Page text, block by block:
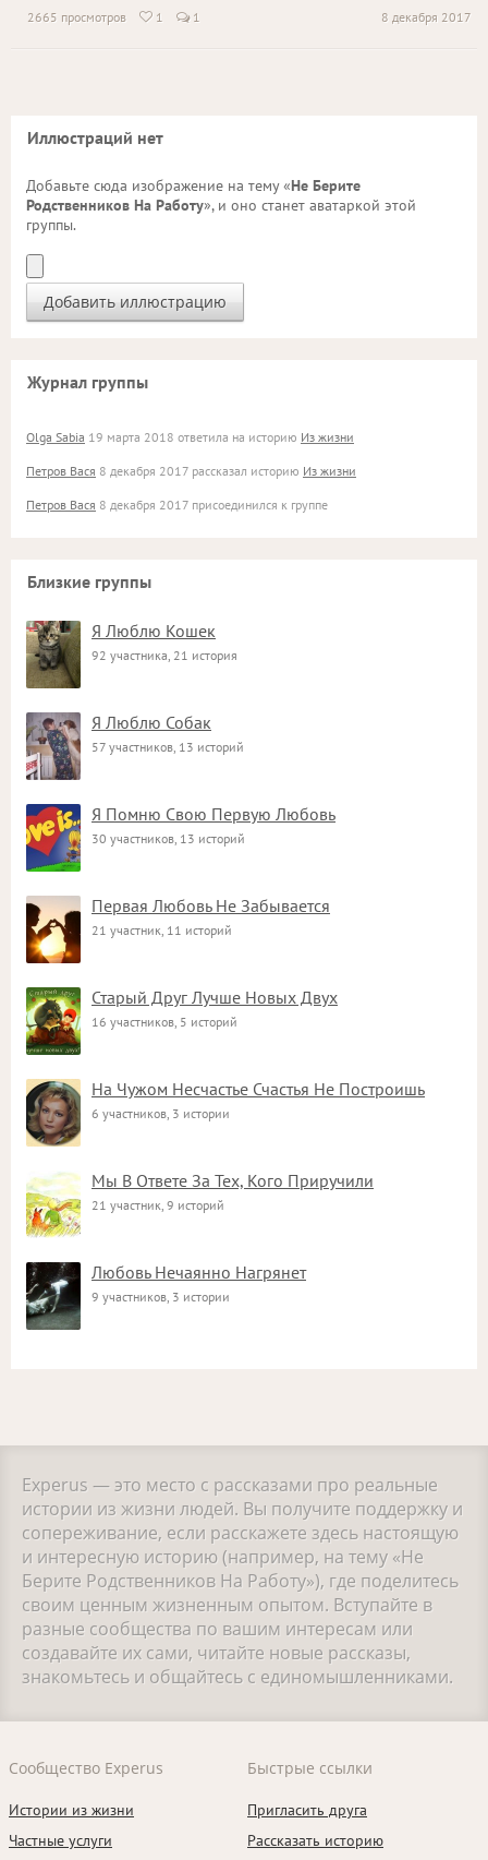
8 декабря 2017
2665 просмотров  1 1
Иллюстраций нет
Добавьте сюда изображение на тему «Не Берите
Родственников На Работу», и оно станет аватаркой этой
группы.
Журнал группы
Olga Sabia 19 марта 2018 ответила на историю Из жизни
Петров Вася 8 декабря 2017 рассказал историю Из жизни
Петров Вася 8 декабря 2017 присоединился к группе
Близкие группы
Я Люблю Кошек
92 участника, 21 история
Я Люблю Собак
57 участников, 13 историй
Я Помню Свою Первую Любовь
30 участников, 13 историй
Первая Любовь Не Забывается
21 участник, 11 историй
Старый Друг Лучше Новых Двух
16 участников, 5 историй
На Чужом Несчастье Счастья Не Построишь
6 участников, 3 истории
Мы В Ответе За Тех, Кого Приручили
21 участник, 9 историй
Любовь Нечаянно Нагрянет
9 участников, 3 истории
Experus — это место с рассказами про реальные
истории из жизни людей. Вы получите поддержку и
сопереживание, если расскажете здесь настоящую
и интересную историю (например, на тему «Не
Берите Родственников На Работу»), где поделитесь
своим ценным жизненным опытом. Вступайте в
разные сообщества по вашим интересам или
создавайте их сами, читайте новые рассказы,
знакомьтесь и общайтесь с единомышленниками.
Сообщество Experus
Истории из жизни
Частные услуги
Быстрые ссылки
Пригласить друга
Рассказать историю